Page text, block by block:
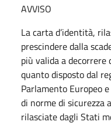
AVVISO
La carta d’identità,
prescindere dalla
più valida a
quanto disposto dal
Parlamento Europeo
di norme di sicurezza
rilasciate dagli Stati